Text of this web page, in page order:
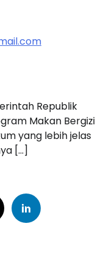
Republik
Makan Bergizi
yang lebih jelas
[…]